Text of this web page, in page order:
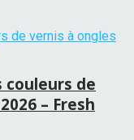
couleurs de
– Fresh